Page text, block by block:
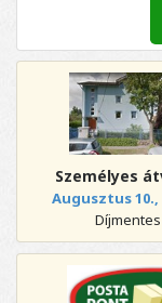
Személyes
Augusztus
Díjmentes